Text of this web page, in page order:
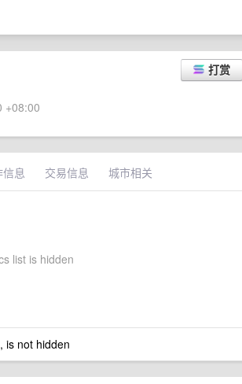
打赏
+08:00
信息 交易信息 城市相关
list is hidden
is not hidden